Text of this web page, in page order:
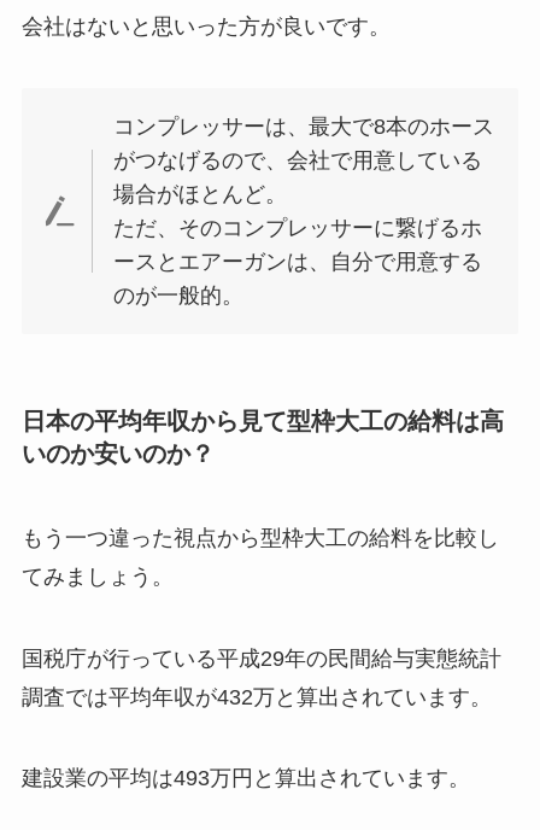
会社はないと思いった方が良いです。
コンプレッサーは、最大で8本のホース
がつなげるので、会社で用意している
場合がほとんど。
ただ、そのコンプレッサーに繋げるホ
ースとエアーガンは、自分で用意する
のが一般的。
日本の平均年収から見て型枠大工の給料は高
いのか安いのか？
もう一つ違った視点から型枠大工の給料を比較し
てみましょう。
国税庁が行っている平成29年の民間給与実態統計
調査では平均年収が432万と算出 されています。
建設業の平均は493万円 と算出されています。